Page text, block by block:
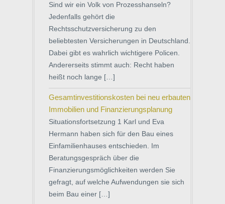
Sind wir ein Volk von Prozesshanseln?
Jedenfalls gehört die
Rechtsschutzversicherung zu den
beliebtesten Versicherungen in Deutschland.
Dabei gibt es wahrlich wichtigere Policen.
Andererseits stimmt auch: Recht haben
heißt noch lange […]
Gesamtinvestitionskosten bei neu erbauten
Immobilien und Finanzierungsplanung
Situationsfortsetzung 1 Karl und Eva
Hermann haben sich für den Bau eines
Einfamilienhauses entschieden. Im
Beratungsgespräch über die
Finanzierungsmöglichkeiten werden Sie
gefragt, auf welche Aufwendungen sie sich
beim Bau einer […]